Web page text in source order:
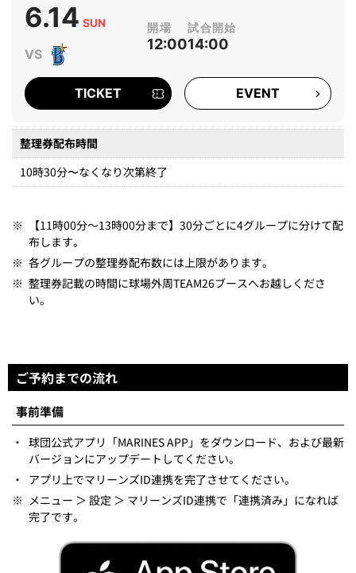
6.14 SUN
12:0014:00
TICKET EVENT
整理券配布時間
10時30分〜なくなり次第終了
※
【11時00分～13時00分まで】30分ごとに4グループに分けて配
布します。
※ 各グループの整理券配布数には上限があります。
※ 整理券記載の時間に球場外周TEAM26ブースへお越しくださ
い。
ご予約までの流れ
事前準備
・ 球団公式アプリ「MARINES APP」をダウンロード、および最新
バージョンにアップデートしてください。
・
アプリ上でマリーンズID連携を完了させてください。
※ メニュー ＞ 設定 ＞ マリーンズID連携で「連携済み」になれば
完了です。